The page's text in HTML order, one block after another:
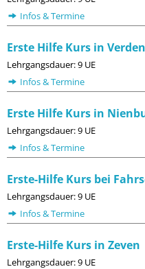
Infos & Termine
Erste Hilfe Kurs in Verden
Lehrgangsdauer: 9 UE
Infos & Termine
Erste Hilfe Kurs in
Lehrgangsdauer: 9 UE
Infos & Termine
Erste-Hilfe Kurs bei
Lehrgangsdauer: 9 UE
Infos & Termine
Erste-Hilfe Kurs in Zeven
Lehrgangsdauer: 9 UE